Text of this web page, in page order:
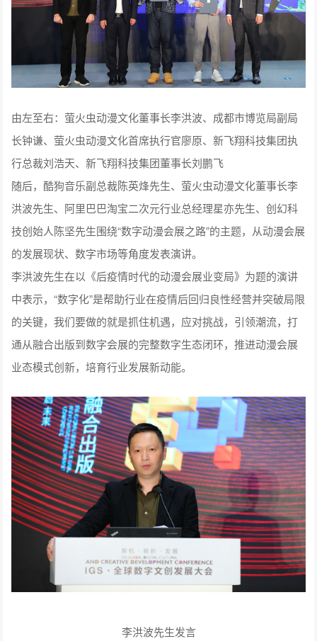
由左至右：萤火虫动漫文化董事长李洪波、成都市博览局副局
长钟谦、萤火虫动漫文化首席执行官廖原、新飞翔科技集团执
行总裁刘浩天、新飞翔科技集团董事长刘鹏飞
随后，酷狗音乐副总裁陈英烽先生、萤火虫动漫文化董事长李
洪波先生、阿里巴巴淘宝二次元行业总经理星亦先生、创幻科
技创始人陈坚先生围绕“数字动漫会展之路”的主题，从动漫会展
的发展现状、数字市场等角度发表演讲。
李洪波先生在以《后疫情时代的动漫会展业变局》为题的演讲
中表示，“数字化”是帮助行业在疫情后回归良性经营并突破局限
的关键，我们要做的就是抓住机遇，应对挑战，引领潮流，打
通从融合出版到数字会展的完整数字生态闭环，推进动漫会展
业态模式创新，培育行业发展新动能。
李洪波先生发言